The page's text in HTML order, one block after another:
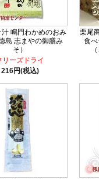
汁 鳴門わかめのおみ
島 志まやの御膳み
そ）
リーズドライ
216円(税込)
栗尾
食